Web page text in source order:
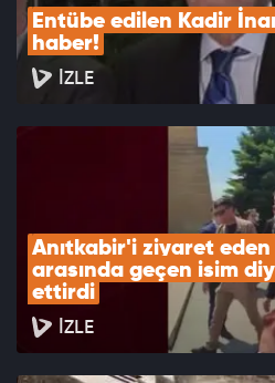
Entübe edilen Kadir
haber!
İZLE
Anıtkabir'i ziyaret
arasında geçen isim
ettirdi
İZLE